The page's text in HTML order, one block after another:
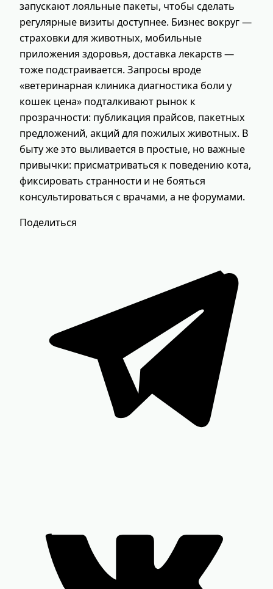
запускают лояльные пакеты, чтобы сделать
регулярные визиты доступнее. Бизнес вокруг —
страховки для животных, мобильные
приложения здоровья, доставка лекарств —
тоже подстраивается. Запросы вроде
«ветеринарная клиника диагностика боли у
кошек цена» подталкивают рынок к
прозрачности: публикация прайсов, пакетных
предложений, акций для пожилых животных. В
быту же это выливается в простые, но важные
привычки: присматриваться к поведению кота,
фиксировать странности и не бояться
консультироваться с врачами, а не форумами.
Поделиться